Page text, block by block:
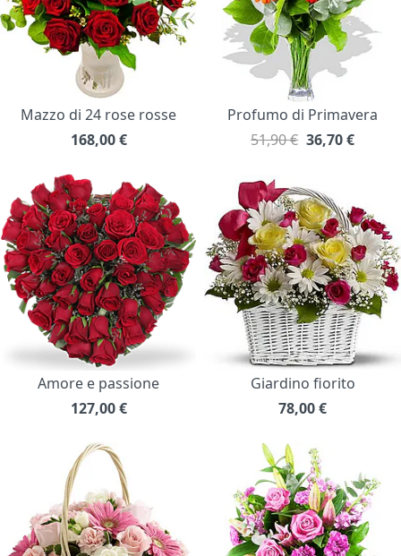
Mazzo di 24 rose rosse
168,00 €
Profumo di Primavera
51,90 € 36,70€
Amore e passione
127,00 €
Giardino fiorito
78,00€